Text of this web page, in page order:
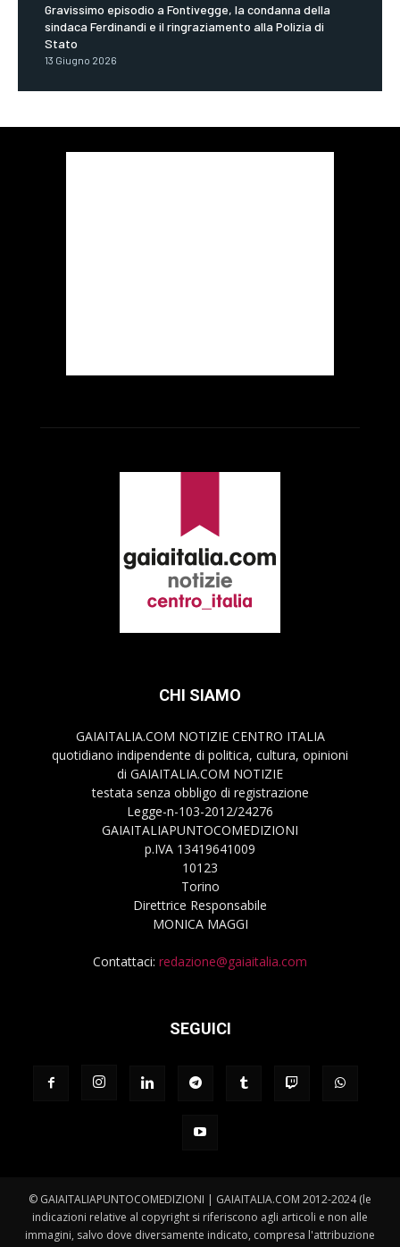
Gravissimo episodio a Fontivegge, la condanna della
sindaca Ferdinandi e il ringraziamento alla Polizia di
Stato
13 Giugno 2026
CHI SIAMO
GAIAITALIA.COM NOTIZIE CENTRO ITALIA
quotidiano indipendente di politica, cultura, opinioni
di GAIAITALIA.COM NOTIZIE
testata senza obbligo di registrazione
Legge-n-103-2012/24276
GAIAITALIAPUNTOCOMEDIZIONI
p.IVA 13419641009
10123
Torino
Direttrice Responsabile
MONICA MAGGI
Contattaci: redazione@gaiaitalia.com
SEGUICI
© GAIAITALIAPUNTOCOMEDIZIONI | GAIAITALIA.COM 2012-2024 (le
indicazioni relative al copyright si riferiscono agli articoli e non alle
immagini, salvo dove diversamente indicato, compresa l'attribuzione